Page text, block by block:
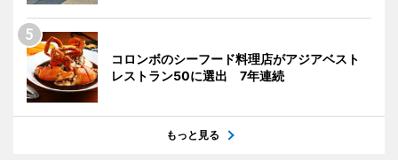
コロンボのシーフード料理店がアジアベスト
レストラン50に選出 7年連続
もっと見る